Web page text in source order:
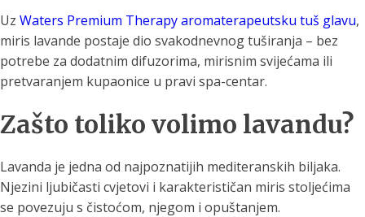
Uz Waters Premium Therapy aromaterapeutsku tuš glavu,
miris lavande postaje dio svakodnevnog tuširanja – bez
potrebe za dodatnim difuzorima, mirisnim svijećama ili
pretvaranjem kupaonice u pravi spa-centar.
Zašto toliko volimo lavandu?
Lavanda je jedna od najpoznatijih mediteranskih biljaka.
Njezini ljubičasti cvjetovi i karakterističan miris stoljećima
se povezuju s čistoćom, njegom i opuštanjem.
Tuš glave
filtriranje vode za tuširanje
Vrčevi za
Potpuno prijenosno
čistu vodu za